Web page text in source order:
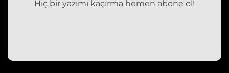
Hiç bir yazımı kaçırma hemen abone ol!